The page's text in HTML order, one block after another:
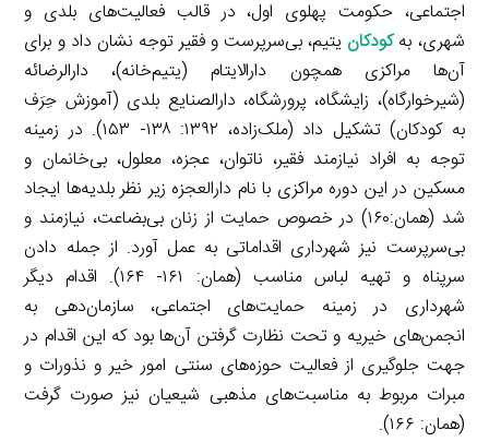
اجتماعی، حکومت پهلوی اول، در قالب فعالیت‌های بلدی و
شهری، بهکودکان یتیم، بی‌سرپرست و فقیر توجه نشان داد و برای
آن‌ها مراکزی همچون دارالایتام (یتیم‌خانه)، دارالرضائه
(شیرخوارگاه)، زایشگاه، پرورشگاه، دارالصنایع بلدی (آموزش حِرَف
به کودکان) تشکیل داد (ملک‌زاده، ۱۳۹۲: ۱۳۸- ۱۵۳). در زمینه
توجه به افراد نیازمند فقیر، ناتوان، عجزه، معلول، بی‌خانمان و
مسکین در این دوره مراکزی با نام دارالعجزه زیر نظر بلدیه‌ها ایجاد
شد (همان:۱۶۰) در خصوص حمایت از زنان بی‌بضاعت، نیازمند و
بی‌سرپرست نیز شهرداری اقداماتی به عمل آورد. از جمله دادن
سرپناه و تهیه لباس مناسب (همان: ۱۶۱- ۱۶۴). اقدام دیگر
شهرداری در زمینه حمایت‌های اجتماعی، سازمان‌دهی به
انجمن‌های خیریه و تحت نظارت گرفتن آن‌ها بود که این اقدام در
جهت جلوگیری از فعالیت حوزه‌های سنتی امور خیر و نذورات و
مبرات مربوط به مناسبت‌های مذهبی شیعیان نیز صورت گرفت
(همان: ۱۶۶).